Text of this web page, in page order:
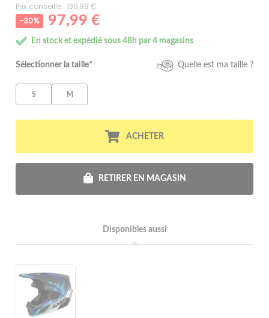
Prix conseillé : 139,99 €
-30%
97,99 €
En stock et expédié sous 48h par 4 magasins
Sélectionner la taille* Quelle est ma taille ?
S M
ACHETER
RETIRER EN MAGASIN
Disponibles aussi